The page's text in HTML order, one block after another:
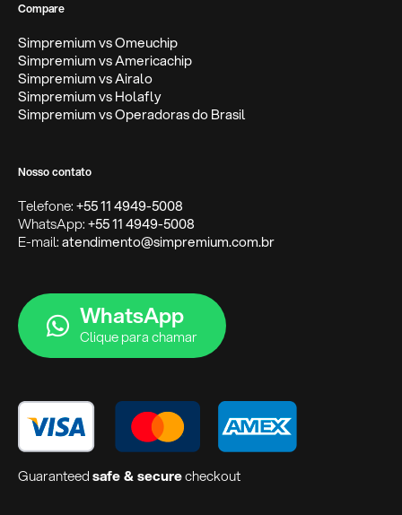
Compare
Simpremium vs Omeuchip
Simpremium vs Americachip
Simpremium vs Airalo
Simpremium vs Holafly
Simpremium vs Operadoras do Brasil
Nosso contato
Telefone:+55 11 4949-5008
WhatsApp:+55 11 4949-5008
E-mail:atendimento@simpremium.com.br
WhatsApp
Clique para chamar
Guaranteedsafe & securecheckout